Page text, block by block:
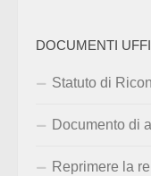
DOCUMENTI
Statuto di
Documento di
Reprimere la